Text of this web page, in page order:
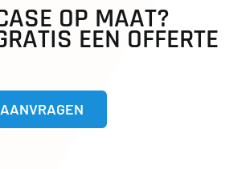
OP MAAT?
EEN OFFERTE